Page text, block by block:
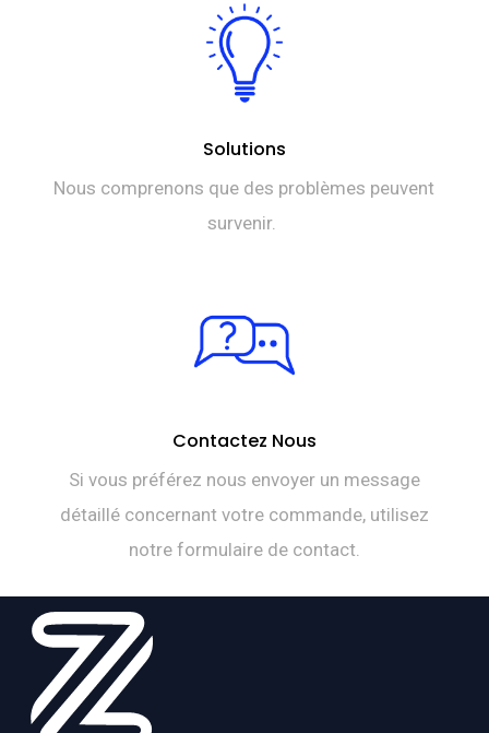
Solutions
Nous comprenons que des problèmes peuvent
survenir.
Contactez Nous
Si vous préférez nous envoyer un message
détaillé concernant votre commande, utilisez
notre formulaire de contact.